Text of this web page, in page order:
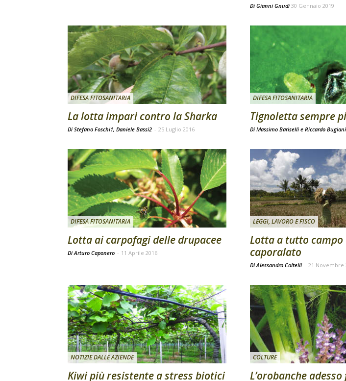
Di Gianni Gnudi 30 Gennaio 2019
DIFESA FITOSANITARIA
La lotta impari contro la Sharka
Di Stefano Foschi1, Daniele Bassi2 - 25 Luglio 2016
DIFESA FITOSANITARIA
Tignoletta sempre
Di Massimo Bariselli e Riccardo Bugiani
DIFESA FITOSANITARIA
Lotta ai carpofagi delle drupacee
Di Arturo Caponero - 11 Aprile 2016
LEGGI, LAVORO E FISCO
Lotta a tutto
caporalato
Di Alessandro Coltelli - 21 Novembre
NOTIZIE DALLE AZIENDE
Kiwi più resistente a stress biotici
COLTURE
L’orobanche